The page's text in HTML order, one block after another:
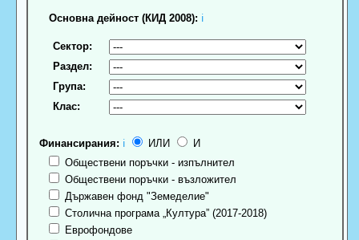
Основна дейност (КИД 2008): ℹ
Сектор:
Раздел:
Група:
Клас:
Финансирания: ℹ ИЛИ
И
Обществени поръчки - изпълнител
Обществени поръчки - възложител
Държавен фонд "Земеделие"
Столична програма „Култура” (2017-2018)
Еврофондове